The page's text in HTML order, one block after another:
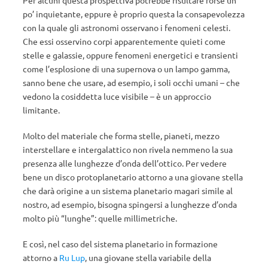
po’ inquietante, eppure è proprio questa la consapevolezza
con la quale gli astronomi osservano i fenomeni celesti.
Che essi osservino corpi apparentemente quieti come
stelle e galassie, oppure fenomeni energetici e transienti
come l’esplosione di una supernova o un lampo gamma,
sanno bene che usare, ad esempio, i soli occhi umani – che
vedono la cosiddetta luce visibile – è un approccio
limitante.
Molto del materiale che forma stelle, pianeti, mezzo
interstellare e intergalattico non rivela nemmeno la sua
presenza alle lunghezze d’onda dell’ottico. Per vedere
bene un disco protoplanetario attorno a una giovane stella
che darà origine a un sistema planetario magari simile al
nostro, ad esempio, bisogna spingersi a lunghezze d’onda
molto più “lunghe”: quelle millimetriche.
E così, nel caso del sistema planetario in formazione
attorno a Ru Lup, una giovane stella variabile della